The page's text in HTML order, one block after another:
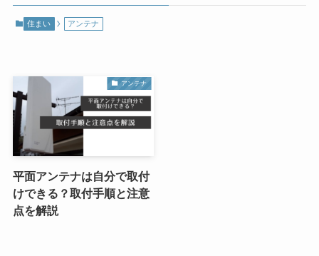
住まい アンテナ
アンテナ
平面アンテナは自分で取付
けできる？取付手順と注意
点を解説